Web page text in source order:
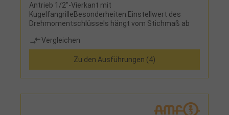
Antrieb 1/2"-Vierkant mit
KugelfangrilleBesonderheiten:Einstellwert des
Drehmomentschlüssels hängt vom Stichmaß ab
Vergleichen
Zu den Ausführungen (4)